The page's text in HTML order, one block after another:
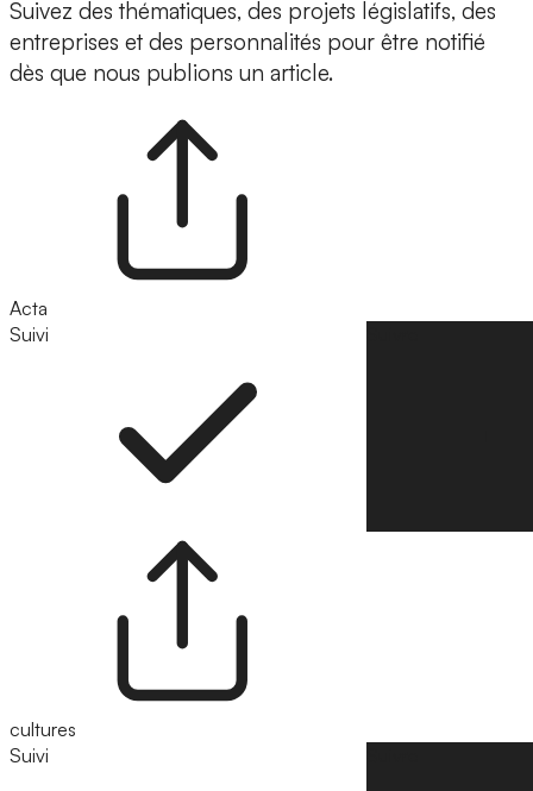
Suivez des thématiques, des projets législatifs, des
entreprises et des personnalités pour être notifié
dès que nous publions un article.
Acta
Suivi
cultures
Suivi